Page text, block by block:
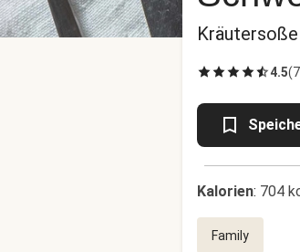
4.5(
Kalorien: 704
Family